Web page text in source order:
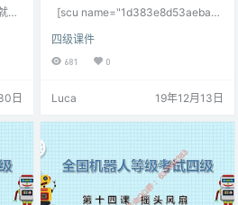
是
2
通
日
合项目分析+进制转换
[scu name="1d383e8d53aeba" t
_1="30/mtopic" topic_2="30/mtop
ic/2" title="湿度显示" foot="温湿度
四级课件
681 0
Luca 19年12月13日